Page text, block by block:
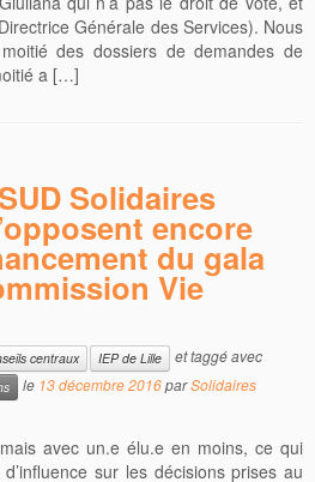
Générale des Services). Nous
des dossiers de demandes de
a […]
Solidaires
encore
du gala
Vie
centraux IEP de Lille et taggé avec
le 13 décembre 2016parSolidaires
avec un.e élu.e en moins, ce qui
sur les décisions prises au